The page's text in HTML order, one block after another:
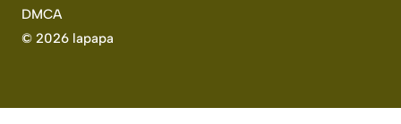
© 2026 lapapa
DMCA